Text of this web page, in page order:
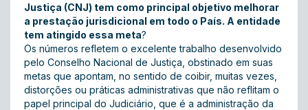
Justiça (CNJ) tem como principal objetivo melhorar
a prestação jurisdicional em todo o País. A entidade
tem atingido essa meta?
Os números refletem o excelente trabalho desenvolvido
pelo Conselho Nacional de Justiça, obstinado em suas
metas que apontam, no sentido de coibir, muitas vezes,
distorções ou práticas administrativas que não reflitam o
papel principal do Judiciário, que é a administração da